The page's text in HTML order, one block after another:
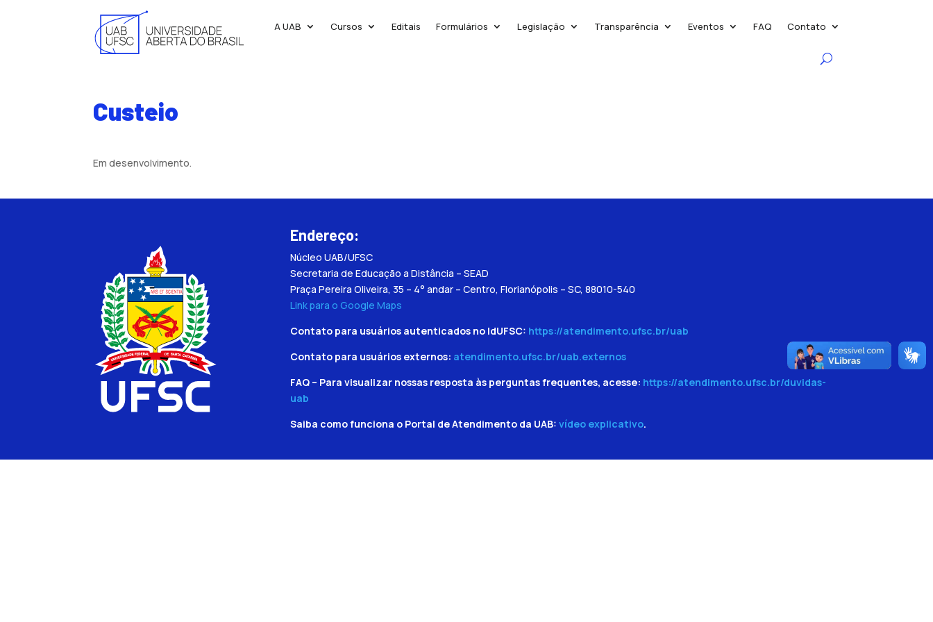
A UAB Cursos Editais Formulários Legislação Transparência Eventos FAQ Contato
Custeio
Em desenvolvimento.
Endereço:
Núcleo UAB/UFSC
Secretaria de Educação a Distância – SEAD
Praça Pereira Oliveira, 35 – 4° andar – Centro, Florianópolis – SC, 88010-540
Link para o Google Maps
Contato para usuários autenticados no IdUFSC: https://atendimento.ufsc.br/uab
Contato para usuários externos: atendimento.ufsc.br/uab.externos
FAQ – Para visualizar nossas resposta às perguntas frequentes, acesse: https://atendimento.ufsc.br/duvidas-
uab
Saiba como funciona o Portal de Atendimento da UAB: vídeo explicativo.